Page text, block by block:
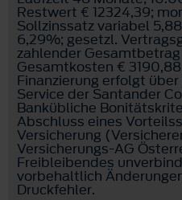
Restwert € 12324,39;
Sollzinssatz variabel
6,29%; gesetzl.
zahlender
Gesamtkosten €
Finanzierung erfolgt
Service der Santander
Bankübliche
Abschluss eines
Versicherung
Versicherungs-AG
Freibleibendes
vorbehaltlich
Druckfehler.